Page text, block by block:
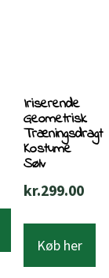
Iriserende
Geometrisk
Træningsdragt
Kostume
Sølv
kr.299.00
Køb her